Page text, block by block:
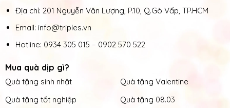
Địa chỉ: 201 Nguyễn Văn Lượng, P.10, Q.Gò Vấp, TP.HCM
Email: info@triples.vn
Hotline: 0934 305 015 – 0902 570 522
Mua quà dịp gì?
Quà tặng sinh nhật
Quà tặng tốt nghiệp
Quà tặng Valentine
Quà tặng 08.03